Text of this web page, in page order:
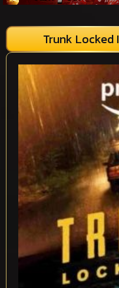
Trunk Locked